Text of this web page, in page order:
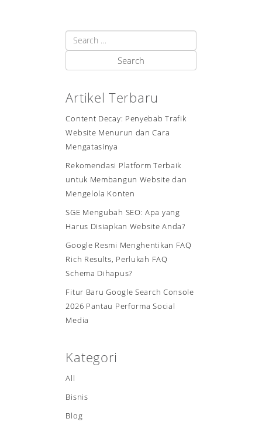
Artikel Terbaru
Content Decay: Penyebab Trafik
Website Menurun dan Cara
Mengatasinya
Rekomendasi Platform Terbaik
untuk Membangun Website dan
Mengelola Konten
SGE Mengubah SEO: Apa yang
Harus Disiapkan Website Anda?
Google Resmi Menghentikan FAQ
Rich Results, Perlukah FAQ
Schema Dihapus?
Fitur Baru Google Search Console
2026 Pantau Performa Social
Media
Kategori
All
Bisnis
Blog